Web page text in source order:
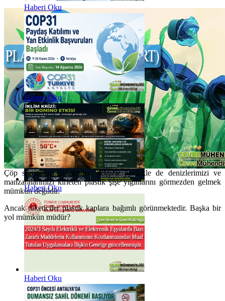
Haberi Oku
Haberi Oku
Haberi Oku
Haberi Oku
Çöp sorununu görmezden gelmek özellikle de denizlerimizi ve
manzaralarımızı kirleten plastik şişe yığınlarını görmezden gelmek
mümkün değildir.
Ancak tüketiciler plastik kaplara bağımlı görünmektedir. Başka bir
yol mümkün müdür?